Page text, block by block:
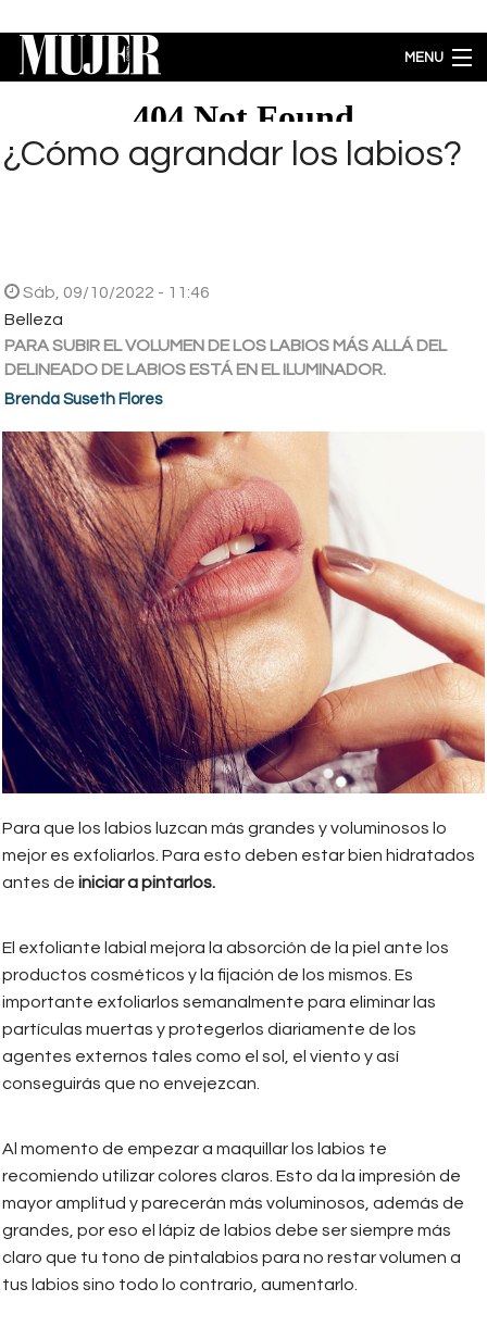
MENU
BIENESTAR
ENTRETENIMIENTO
EMPODERAMIENTO
Brecha salarial por género se ubica en 5.77% a favor de los hombres
¿Cómo agrandar los labios?
Sáb, 09/10/2022 - 11:46
Belleza
PARA SUBIR EL VOLUMEN DE LOS LABIOS MÁS ALLÁ DEL
DELINEADO DE LABIOS ESTÁ EN EL ILUMINADOR.
Brenda Suseth Flores
Para que los labios luzcan más grandes y voluminosos lo
mejor es exfoliarlos. Para esto deben estar bien hidratados
antes de iniciar a pintarlos.
El exfoliante labial mejora la absorción de la piel ante los
productos cosméticos y la fijación de los mismos. Es
importante exfoliarlos semanalmente para eliminar las
partículas muertas y protegerlos diariamente de los
agentes externos tales como el sol, el viento y así
conseguirás que no envejezcan.
Al momento de empezar a maquillar los labios te
recomiendo utilizar colores claros. Esto da la impresión de
mayor amplitud y parecerán más voluminosos, además de
grandes, por eso el lápiz de labios debe ser siempre más
claro que tu tono de pintalabios para no restar volumen a
tus labios sino todo lo contrario, aumentarlo.